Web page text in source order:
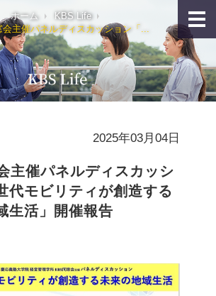
ホーム
KBS Life
会主催パネルディスカッション「...
2025年03月04日
主催パネルディスカッシ
代モビリティが創造する
生活」開催報告